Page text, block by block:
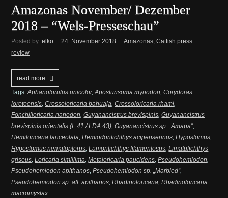
Amazonas November/ Dezember
2018 – “Wels-Presseschau”
Posted by elko 24. November 2018 Amazonas,Catfish press
review
read more
Tags:Aphanotorulus unicolor,Aposturisoma myriodon,Corydoras
loretoensis,Crossoloricaria bahuaja,Crossoloricaria rhami,
Fonchiiloricaria nanodon,Guyanancistrus brevispinis,Guyanancistrus
brevispinis orientalis (L 41 / LDA 43),Guyanancistrus sp. „Amapa“,
Hemiloricaria lanceolata,Hemiodontichthys acipenserinus,Hypostomus,
Hypostomus nematopterus,Lamontichthys filamentosus,Limatulichthys
griseus,Loricaria simillima,Metaloricaria paucidens,Pseudohemiodon,
Pseudohemiodon apithanos,Pseudohemiodon sp. „Marbled“,
Pseudohemiodon sp. aff. apithanos,Rhadinoloricaria,Rhadinoloricaria
macromystax